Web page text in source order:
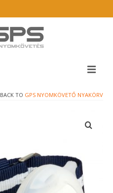
BACK TO GPS NYOMKÖVETŐ NYAKÖRV